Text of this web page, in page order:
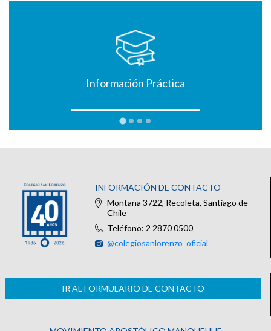
Información Práctica
INFORMACIÓN DE CONTACTO
Montana 3722, Recoleta, Santiago de
Chile
Teléfono: 2 2870 0500
@colegiosanlorenzo_oficial
IR AL FORMULARIO DE CONTACTO